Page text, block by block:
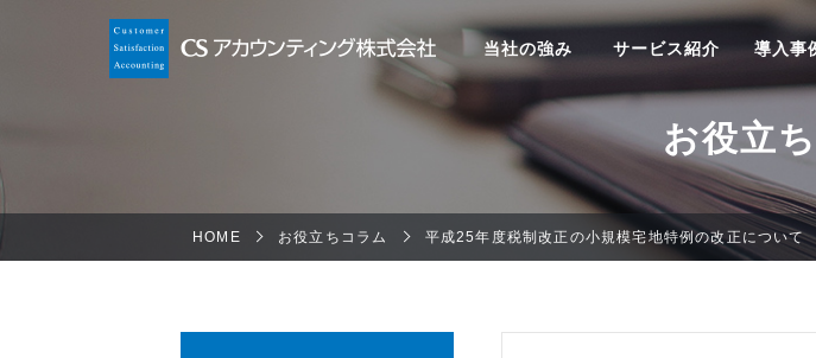
当社の強み サービス紹介 導入事
お役立
HOME お役立ちコラム 平成25年度税制改正の小規模宅地特例の改正について